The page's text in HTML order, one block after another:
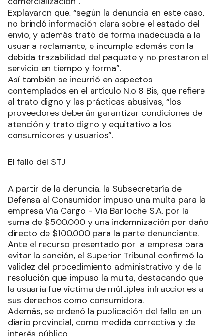
Explayaron que, “según la denuncia en este caso,
no brindó información clara sobre el estado del
envío, y además trató de forma inadecuada a la
usuaria reclamante, e incumple además con la
debida trazabilidad del paquete y no prestaron el
servicio en tiempo y forma”.
Así también se incurrió en aspectos
contemplados en el artículo N.o 8 Bis, que refiere
al trato digno y las prácticas abusivas, “los
proveedores deberán garantizar condiciones de
atención y trato digno y equitativo a los
consumidores y usuarios”.
El fallo del STJ
A partir de la denuncia, la Subsecretaría de
Defensa al Consumidor impuso una multa para la
empresa Vía Cargo - Vía Bariloche S.A. por la
suma de $500.000 y una indemnización por daño
directo de $100.000 para la parte denunciante.
Ante el recurso presentado por la empresa para
evitar la sanción, el Superior Tribunal confirmó la
validez del procedimiento administrativo y de la
resolución que impuso la multa, destacando que
la usuaria fue víctima de múltiples infracciones a
sus derechos como consumidora.
Además, se ordenó la publicación del fallo en un
diario provincial, como medida correctiva y de
interés público.